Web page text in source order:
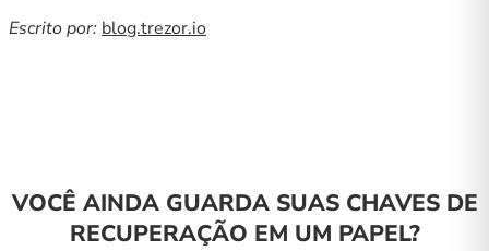
Escrito por: blog.trezor.io
VOCÊ AINDA GUARDA SUAS CHAVES DE
RECUPERAÇÃO EM UM PAPEL?